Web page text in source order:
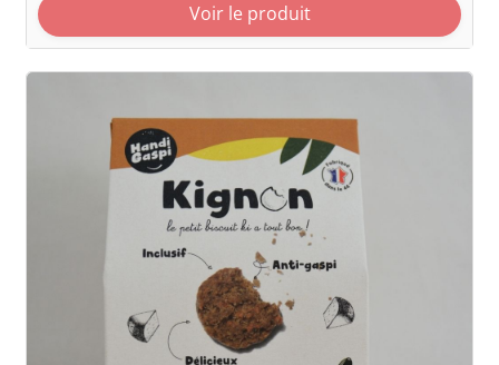
Voir le produit